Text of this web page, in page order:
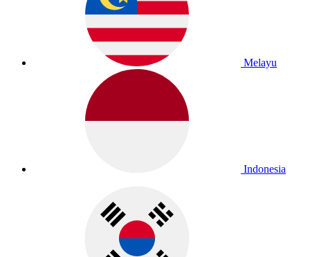
Melayu
Indonesia